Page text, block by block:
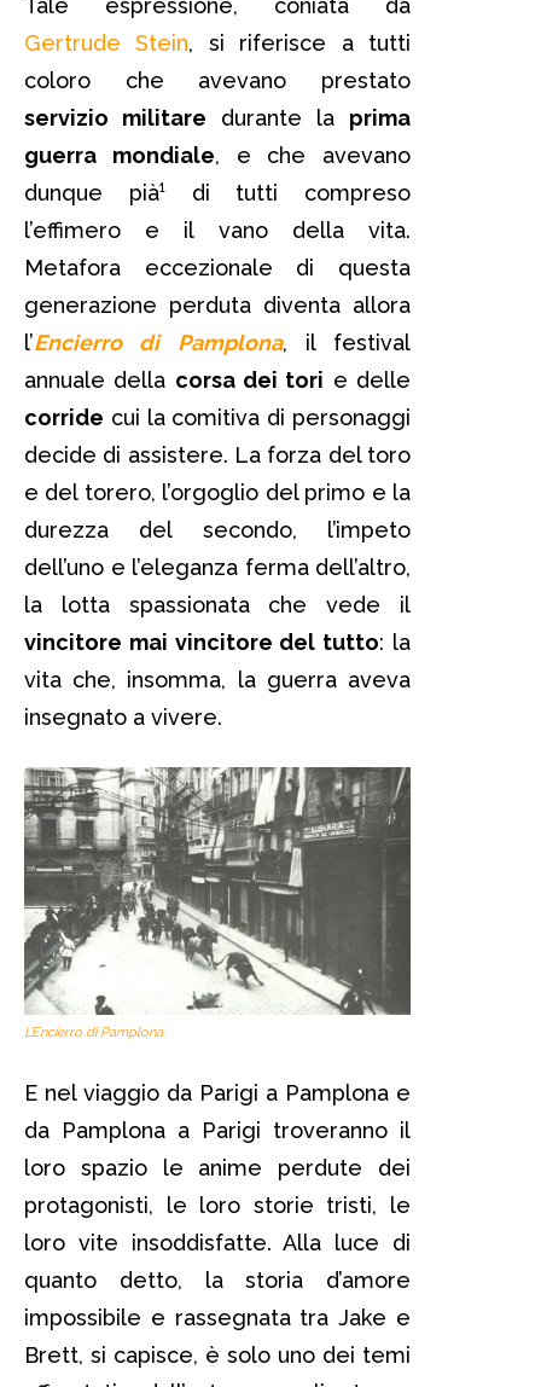
Tale espressione, coniata da
Gertrude Stein, si riferisce a tutti
coloro che avevano prestato
servizio militare durante la prima
guerra mondiale, e che avevano
dunque pià¹ di tutti compreso
l’effimero e il vano della vita.
Metafora eccezionale di questa
generazione perduta diventa allora
l’Encierro di Pamplona, il festival
annuale della corsa dei tori e delle
corride cui la comitiva di personaggi
decide di assistere. La forza del toro
e del torero, l’orgoglio del primo e la
durezza del secondo, l’impeto
dell’uno e l’eleganza ferma dell’altro,
la lotta spassionata che vede il
vincitore mai vincitore del tutto: la
vita che, insomma, la guerra aveva
insegnato a vivere.
L’Encierro di Pamplona.
E nel viaggio da Parigi a Pamplona e
da Pamplona a Parigi troveranno il
loro spazio le anime perdute dei
protagonisti, le loro storie tristi, le
loro vite insoddisfatte. Alla luce di
quanto detto, la storia d’amore
impossibile e rassegnata tra Jake e
Brett, si capisce, è solo uno dei temi